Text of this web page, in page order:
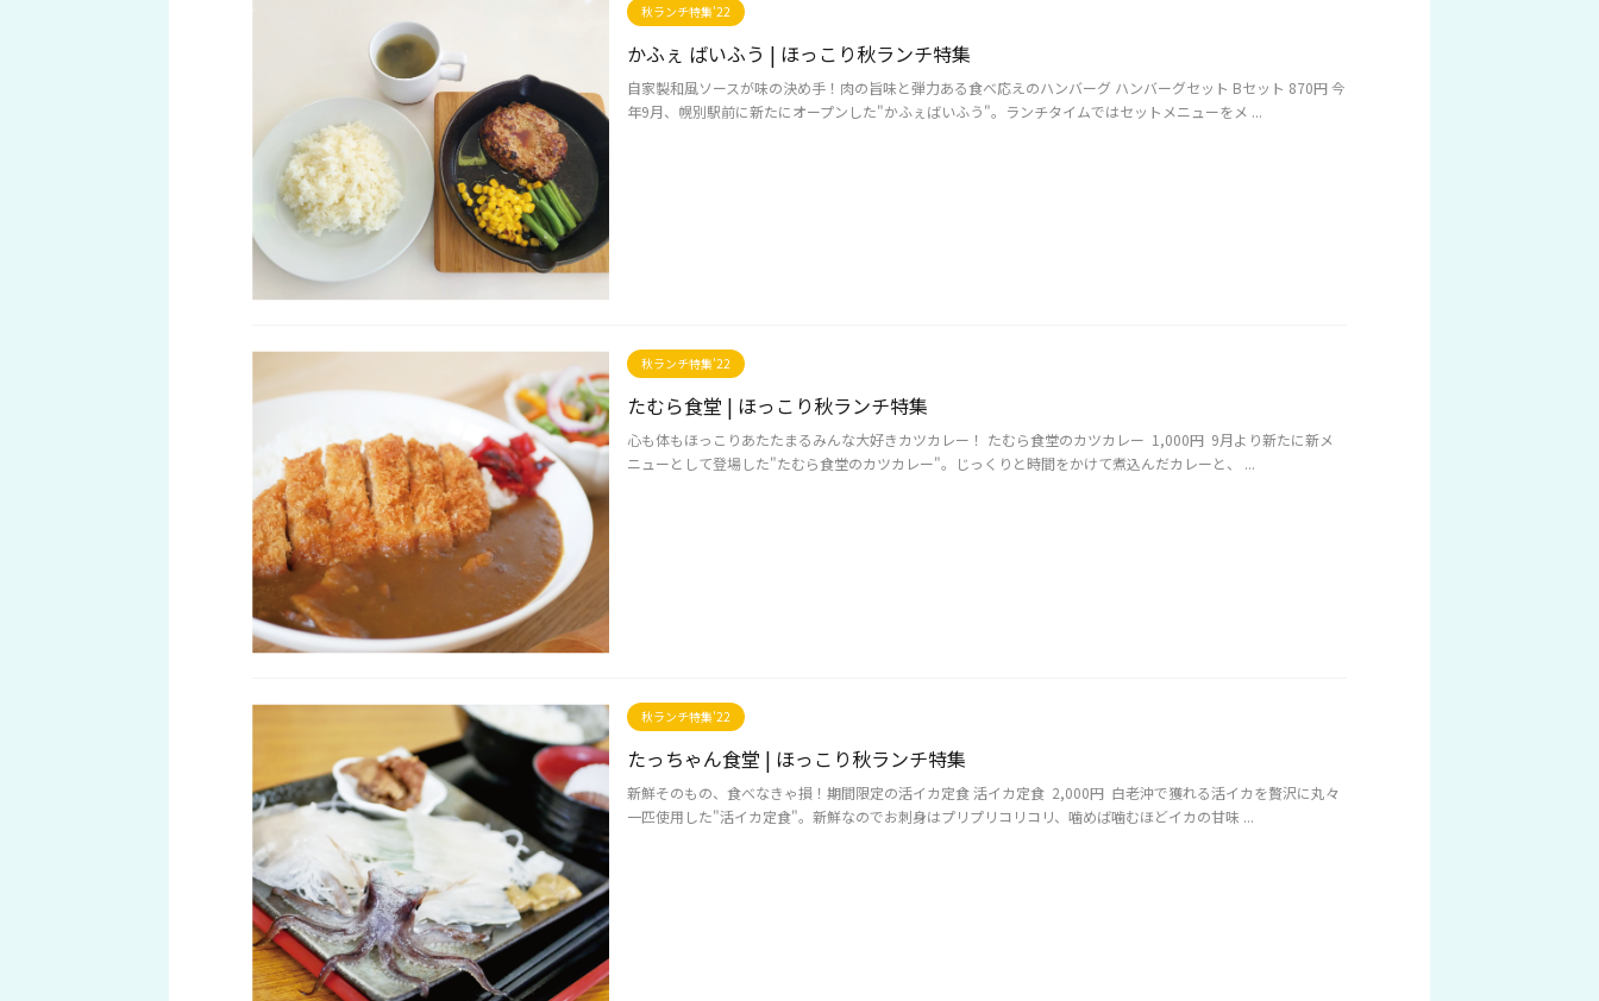
秋ランチ特集'22
かふぇ ばいふう | ほっこり秋ランチ特集
自家製和風ソースが味の決め手！肉の旨味と弾力ある食べ応えのハンバーグ ハンバーグセット Bセット 870円 今
年9月、幌別駅前に新たにオープンした"かふぇばいふう"。ランチタイムではセットメニューをメ ...
秋ランチ特集'22
たむら食堂 | ほっこり秋ランチ特集
心も体もほっこりあたたまるみんな大好きカツカレー！ たむら食堂のカツカレー 1,000円 9月より新たに新メ
ニューとして登場した"たむら食堂のカツカレー"。じっくりと時間をかけて煮込んだカレーと、 ...
秋ランチ特集'22
たっちゃん食堂 | ほっこり秋ランチ特集
新鮮そのもの、食べなきゃ損！期間限定の活イカ定食 活イカ定食 2,000円 白老沖で獲れる活イカを贅沢に丸々
一匹使用した"活イカ定食"。新鮮なのでお刺身はプリプリコリコリ、噛めば噛むほどイカの甘味 ...